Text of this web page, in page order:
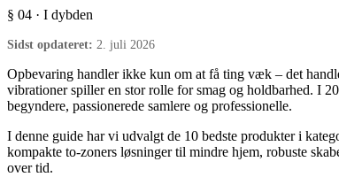
§ 04 · I dybden
Sidst opdateret: 2. juli 2026
Opbevaring handler ikke kun om at få ting væk – det
vibrationer spiller en stor rolle for smag og holdbarhed. I
begyndere, passionerede samlere og professionelle.
I denne guide har vi udvalgt de 10 bedste produkter i
kompakte to-zoners løsninger til mindre hjem, robuste
over tid.